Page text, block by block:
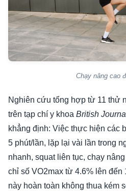
Chạy nâng cao
Nghiên cứu tổng hợp từ 11 thử
trên tạp chí y khoa British
khẳng định: Việc thực hiện các
5 phút/lần, lặp lại vài lần trong
nhanh, squat liên tục, chạy
chỉ số VO2max từ 4.6% lên đến
này hoàn toàn không thua kém